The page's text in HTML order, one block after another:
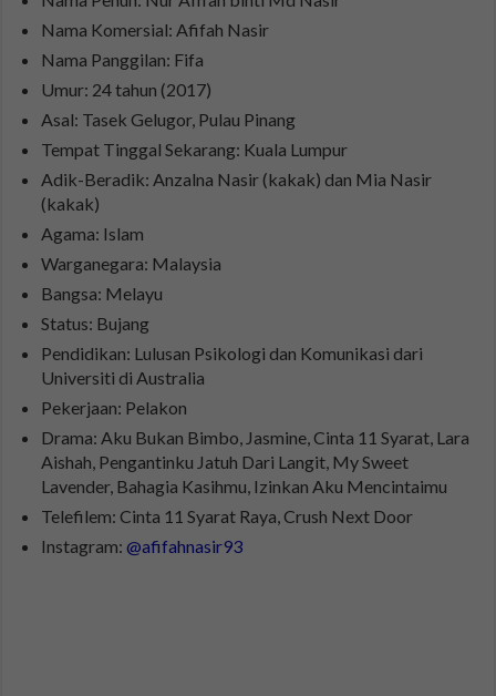
Nama Komersial: Afifah Nasir
Nama Panggilan: Fifa
Umur: 24 tahun (2017)
Asal: Tasek Gelugor, Pulau Pinang
Tempat Tinggal Sekarang: Kuala Lumpur
Adik-Beradik: Anzalna Nasir (kakak) dan Mia Nasir
(kakak)
Agama: Islam
Warganegara: Malaysia
Bangsa: Melayu
Status: Bujang
Pendidikan: Lulusan Psikologi dan Komunikasi dari
Universiti di Australia
Pekerjaan: Pelakon
Drama: Aku Bukan Bimbo, Jasmine, Cinta 11 Syarat, Lara
Aishah, Pengantinku Jatuh Dari Langit, My Sweet
Lavender, Bahagia Kasihmu, Izinkan Aku Mencintaimu
Telefilem: Cinta 11 Syarat Raya, Crush Next Door
Instagram:@afifahnasir93